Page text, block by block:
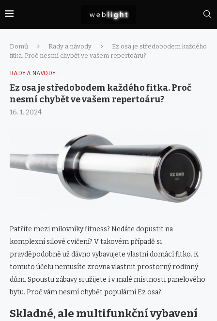
Domů Rady a návody
Ez osa je středobodem každého
fitka. Proč nesmí chybět ve vašem repertoáru?
RADY A NÁVODY
Ez osa je středobodem každého fitka. Proč
nesmí chybět ve vašem repertoáru?
16. 1. 2024
Patříte mezi milovníky fitness? Nedáte dopustit na
komplexní silové cvičení? V takovém případě si
pravděpodobně už dávno vybavujete vlastní domácí fitko. K
tomuto účelu nemusíte zrovna vlastnit prostorný rodinný
dům. Spoustu zábavy si užijete i v malé místnosti panelového
bytu. Proč vám nesmí chybět populární Ez osa?
Skladné, ale multifunkční vybavení